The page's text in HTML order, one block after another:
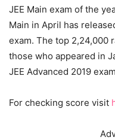
JEE Main exam of the
Main in April has
exam. The top 2,24,000
those who appeared in
JEE Advanced 2019
For checking score visit